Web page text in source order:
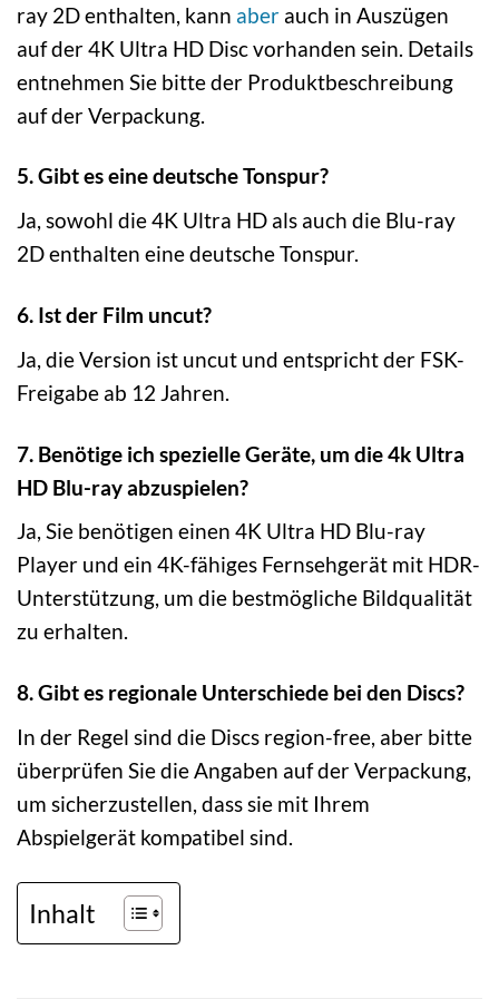
ray 2D enthalten, kann aber auch in Auszügen
auf der 4K Ultra HD Disc vorhanden sein. Details
entnehmen Sie bitte der Produktbeschreibung
auf der Verpackung.
5. Gibt es eine deutsche Tonspur?
Ja, sowohl die 4K Ultra HD als auch die Blu-ray
2D enthalten eine deutsche Tonspur.
6. Ist der Film uncut?
Ja, die Version ist uncut und entspricht der FSK-
Freigabe ab 12 Jahren.
7. Benötige ich spezielle Geräte, um die 4k Ultra
HD Blu-ray abzuspielen?
Ja, Sie benötigen einen 4K Ultra HD Blu-ray
Player und ein 4K-fähiges Fernsehgerät mit HDR-
Unterstützung, um die bestmögliche Bildqualität
zu erhalten.
8. Gibt es regionale Unterschiede bei den Discs?
In der Regel sind die Discs region-free, aber bitte
überprüfen Sie die Angaben auf der Verpackung,
um sicherzustellen, dass sie mit Ihrem
Abspielgerät kompatibel sind.
Inhalt